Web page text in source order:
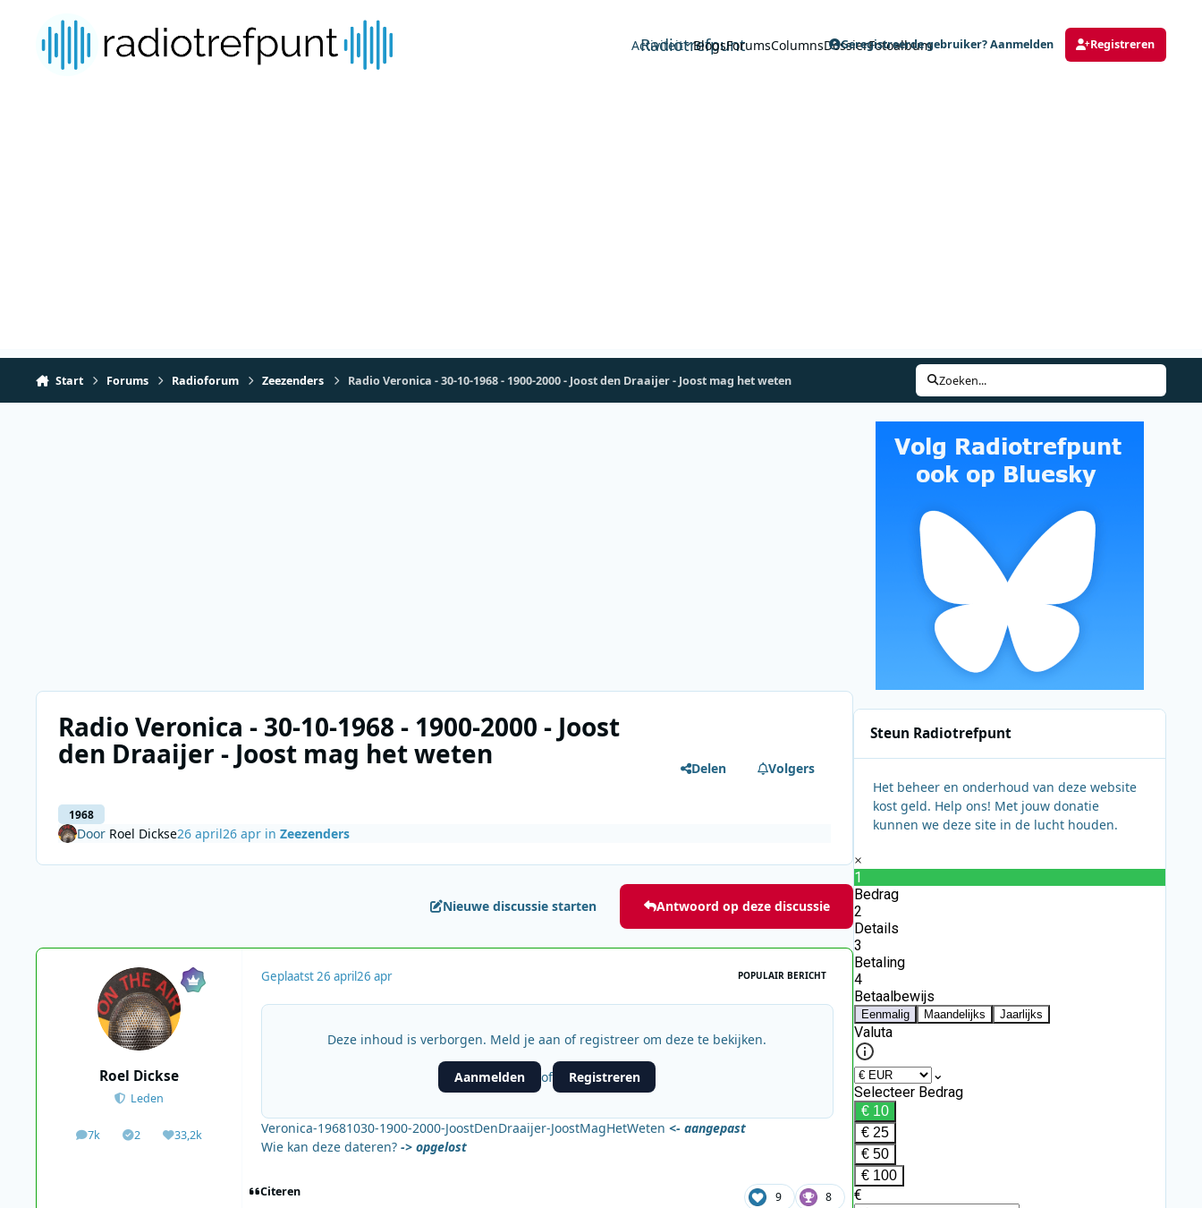
Radiotrefpunt
Activiteit BlogsForumsColumnsDossierFotoalbum
Geregistreerde gebruiker? Aanmelden Registreren
Start Forums Radioforum Zeezenders Radio Veronica - 30-10-1968 - 1900-2000 - Joost den Draaijer - Joost mag het weten Zoeken...
Radio Veronica - 30-10-1968 - 1900-2000 - Joost
den Draaijer - Joost mag het weten
1968
Delen Volgers
Door Roel Dickse26 april26 aprin Zeezenders
Nieuwe discussie starten Antwoord op deze discussie
Roel Dickse
Leden
7k
berichten2
Solutions33,2k
Waardering
Geplaatst26 april26 apr POPULAIR BERICHT
Deze inhoud is verborgen. Meld je aan of registreer om deze te bekijken.
Aanmelden of Registreren
Veronica-19681030-1900-2000-JoostDenDraaijer-JoostMagHetWeten <- aangepast
Wie kan deze dateren? -> opgelost
Citeren 9 8
Steun Radiotrefpunt
Het beheer en onderhoud van deze website
kost geld. Help ons! Met jouw donatie
kunnen we deze site in de lucht houden.